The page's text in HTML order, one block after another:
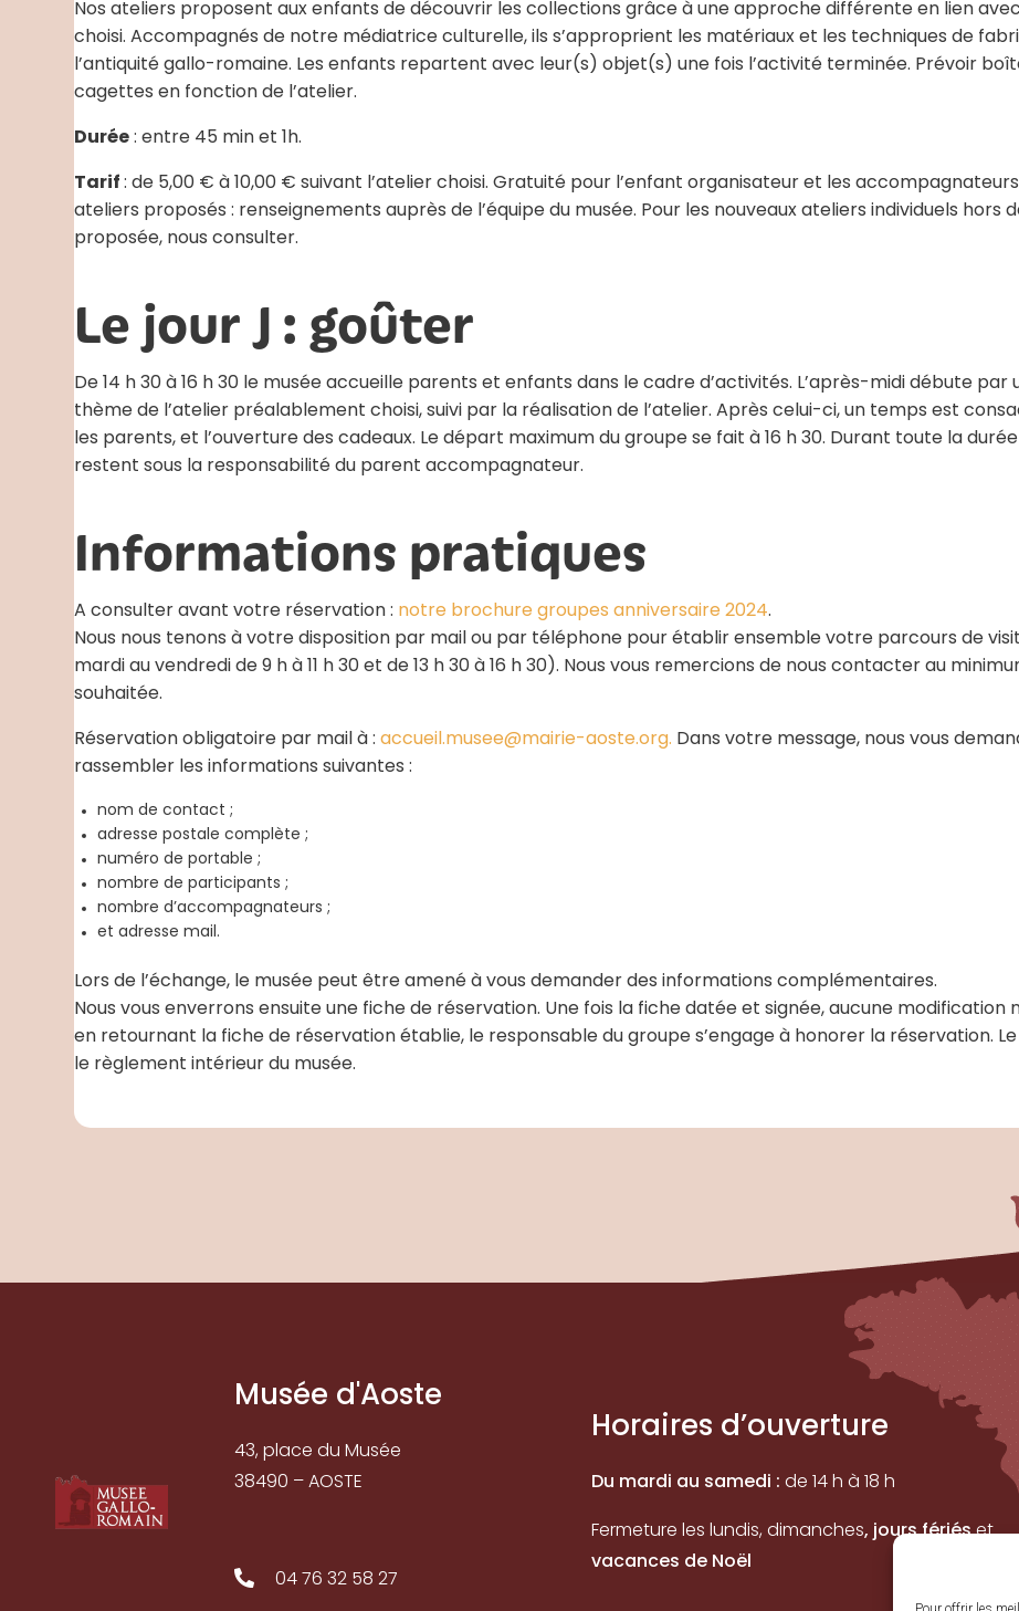
Nos ateliers proposent aux enfants de découvrir les collections grâce à une approche différente en lien
choisi. Accompagnés de notre médiatrice culturelle, ils s’approprient les matériaux et les techniques de
l’antiquité gallo-romaine. Les enfants repartent avec leur(s) objet(s) une fois l’activité terminée. Prévoir
cagettes en fonction de l’atelier.
Durée : entre 45 min et 1h.
Tarif: de 5,00 € à 10,00 € suivant l’atelier choisi. Gratuité pour l’enfant organisateur et les
ateliers proposés : renseignements auprès de l’équipe du musée. Pour les nouveaux ateliers individuels hors
proposée, nous consulter.
Le jour J : goûter
De 14 h 30 à 16 h 30 le musée accueille parents et enfants dans le cadre d’activités. L’après-midi débute par
thème de l’atelier préalablement choisi, suivi par la réalisation de l’atelier. Après celui-ci, un temps est
les parents, et l’ouverture des cadeaux. Le départ maximum du groupe se fait à 16 h 30. Durant toute la
restent sous la responsabilité du parent accompagnateur.
Informations pratiques
A consulter avant votre réservation : notre brochure groupes anniversaire 2024.
Nous nous tenons à votre disposition par mail ou par téléphone pour établir ensemble votre parcours de
mardi au vendredi de 9 h à 11 h 30 et de 13 h 30 à 16 h 30). Nous vous remercions de nous contacter au
souhaitée.
Réservation obligatoire par mail à :accueil.musee@mairie-aoste.org. Dans votre message, nous vous
rassembler les informations suivantes :
nom de contact ;
adresse postale complète ;
numéro de portable ;
nombre de participants ;
nombre d’accompagnateurs ;
et adresse mail.
Lors de l’échange, le musée peut être amené à vous demander des informations complémentaires.
Nous vous enverrons ensuite une fiche de réservation. Une fois la fiche datée et signée, aucune modification
en retournant la fiche de réservation établie, le responsable du groupe s’engage à honorer la réservation.
le règlement intérieur du musée.
Musée d'Aoste
43, place du Musée
38490 – AOSTE
04 76 32 58 27
Horaires d’ouverture
Du mardi au samedi : de 14 h à 18 h
Fermeture les lundis, dimanches, jours fériéset
vacances de Noël